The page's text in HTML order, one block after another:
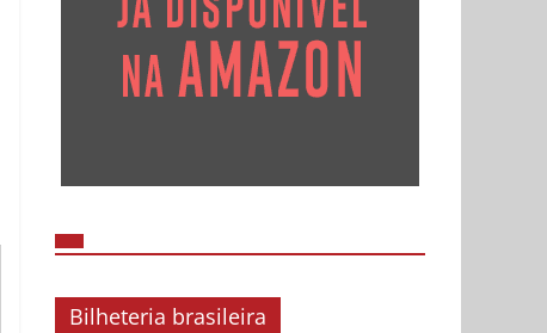
Bilheteria brasileira